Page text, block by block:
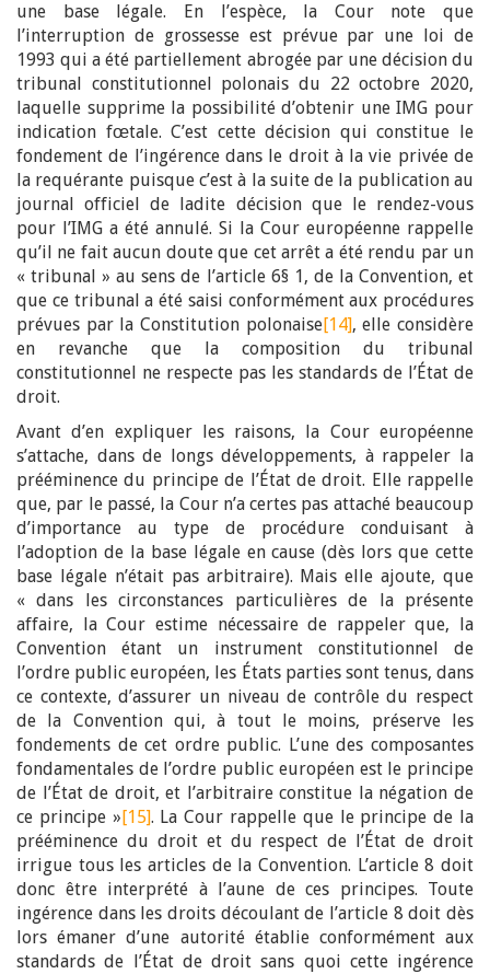
une base légale. En l’espèce, la Cour note que
l’interruption de grossesse est prévue par une loi de
1993 qui a été partiellement abrogée par une décision du
tribunal constitutionnel polonais du 22 octobre 2020,
laquelle supprime la possibilité d’obtenir une IMG pour
indication fœtale. C’est cette décision qui constitue le
fondement de l’ingérence dans le droit à la vie privée de
la requérante puisque c’est à la suite de la publication au
journal officiel de ladite décision que le rendez-vous
pour l’IMG a été annulé. Si la Cour européenne rappelle
qu’il ne fait aucun doute que cet arrêt a été rendu par un
« tribunal » au sens de l’article 6§ 1, de la Convention, et
que ce tribunal a été saisi conformément aux procédures
prévues par la Constitution polonaise[14], elle considère
en revanche que la composition du tribunal
constitutionnel ne respecte pas les standards de l’État de
droit.
Avant d’en expliquer les raisons, la Cour européenne
s’attache, dans de longs développements, à rappeler la
prééminence du principe de l’État de droit. Elle rappelle
que, par le passé, la Cour n’a certes pas attaché beaucoup
d’importance au type de procédure conduisant à
l’adoption de la base légale en cause (dès lors que cette
base légale n’était pas arbitraire). Mais elle ajoute, que
« dans les circonstances particulières de la présente
affaire, la Cour estime nécessaire de rappeler que, la
Convention étant un instrument constitutionnel de
l’ordre public européen, les États parties sont tenus, dans
ce contexte, d’assurer un niveau de contrôle du respect
de la Convention qui, à tout le moins, préserve les
fondements de cet ordre public. L’une des composantes
fondamentales de l’ordre public européen est le principe
de l’État de droit, et l’arbitraire constitue la négation de
ce principe »[15]. La Cour rappelle que le principe de la
prééminence du droit et du respect de l’État de droit
irrigue tous les articles de la Convention. L’article 8 doit
donc être interprété à l’aune de ces principes. Toute
ingérence dans les droits découlant de l’article 8 doit dès
lors émaner d’une autorité établie conformément aux
standards de l’État de droit sans quoi cette ingérence